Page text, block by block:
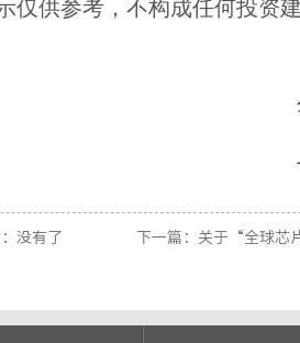
仅供参考，不构成任何投资
：没有了 下一篇：关于“全球芯